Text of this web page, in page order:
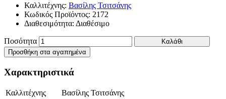
Καλλιτέχνης: Βασίλης Τσιτσάνης
Κωδικός Προϊόντος: 2172
Διαθεσιμότητα: Διαθέσιμο
Ποσότητα
Καλάθι
Προσθήκη στα αγαπημένα
Χαρακτηριστικά
Καλλιτέχνης
Βασίλης Τσιτσάνης